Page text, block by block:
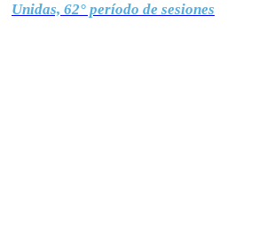
Unidas, 62° período de sesiones